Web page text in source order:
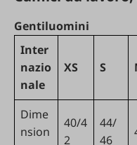
Gentiluomini
Inter
nazio
nale
XS S
Dime
nsion
40/4
2
44/
46